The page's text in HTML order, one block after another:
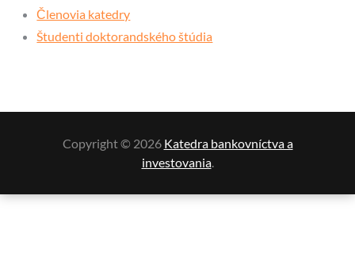
Členovia katedry
Študenti doktorandského štúdia
Copyright © 2026 Katedra bankovníctva a
investovania.